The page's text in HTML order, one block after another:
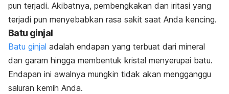
pun terjadi. Akibatnya, pembengkakan dan iritasi yang
terjadi pun menyebabkan rasa sakit saat Anda kencing.
Batu ginjal
Batu ginjal adalah endapan yang terbuat dari mineral
dan garam hingga membentuk kristal menyerupai batu.
Endapan ini awalnya mungkin tidak akan mengganggu
saluran kemih Anda.